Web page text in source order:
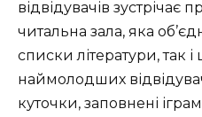
відвідувачів зустрічає
читальна зала, яка
списки літератури, так
наймолодших
куточки, заповнені